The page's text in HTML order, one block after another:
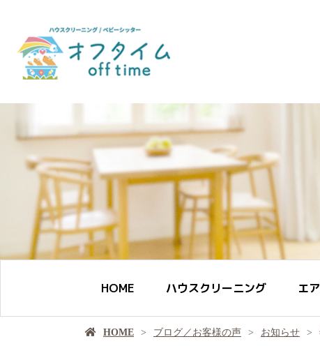
HOME ハウスクリーニング エ
HOME ブログ／お客様の声 お知らせ